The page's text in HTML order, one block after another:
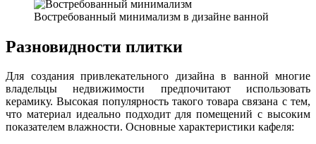
Востребованный минимализм в дизайне ванной
Разновидности плитки
Для создания привлекательного дизайна в ванной многие
владельцы недвижимости предпочитают использовать
керамику. Высокая популярность такого товара связана с тем,
что материал идеально подходит для помещений с высоким
показателем влажности. Основные характеристики кафеля: